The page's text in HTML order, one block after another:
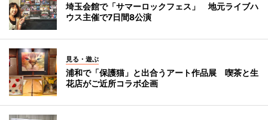
埼玉会館で「サマーロックフェス」 地元ライブハ
ウス主催で7日間8公演
見る・遊ぶ
浦和で「保護猫」と出合うアート作品展 喫茶と生
花店がご近所コラボ企画